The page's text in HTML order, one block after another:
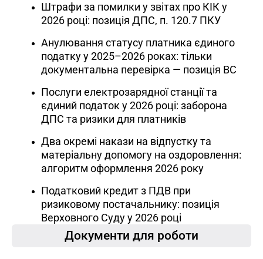
Штрафи за помилки у звітах про КІК у
2026 році: позиція ДПС, п. 120.7 ПКУ
Анулювання статусу платника єдиного
податку у 2025–2026 роках: тільки
документальна перевірка — позиція ВС
Послуги електрозарядної станції та
єдиний податок у 2026 році: заборона
ДПС та ризики для платників
Два окремі накази на відпустку та
матеріальну допомогу на оздоровлення:
алгоритм оформлення 2026 року
Податковий кредит з ПДВ при
ризиковому постачальнику: позиція
Верховного Суду у 2026 році
Документи для роботи